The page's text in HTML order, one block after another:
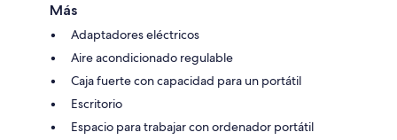
Más
Adaptadores eléctricos
Aire acondicionado regulable
Caja fuerte con capacidad para un portátil
Escritorio
Espacio para trabajar con ordenador portátil